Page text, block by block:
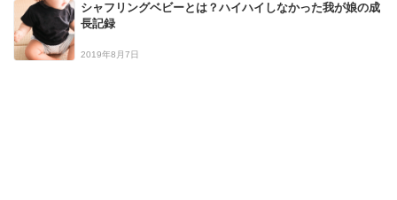
シャフリングベビーとは？ハイハイしなかった我が娘の成
長記録
2019年8月7日